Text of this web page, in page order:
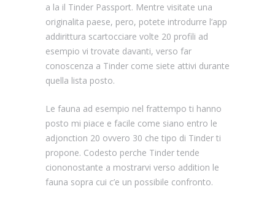
a la il Tinder Passport. Mentre visitate una
originalita paese, pero, potete introdurre l’app
addirittura scartocciare volte 20 profili ad
esempio vi trovate davanti, verso far
conoscenza a Tinder come siete attivi durante
quella lista posto.
Le fauna ad esempio nel frattempo ti hanno
posto mi piace e facile come siano entro le
adjonction 20 ovvero 30 che tipo di Tinder ti
propone. Codesto perche Tinder tende
ciononostante a mostrarvi verso addition le
fauna sopra cui c’e un possibile confronto.